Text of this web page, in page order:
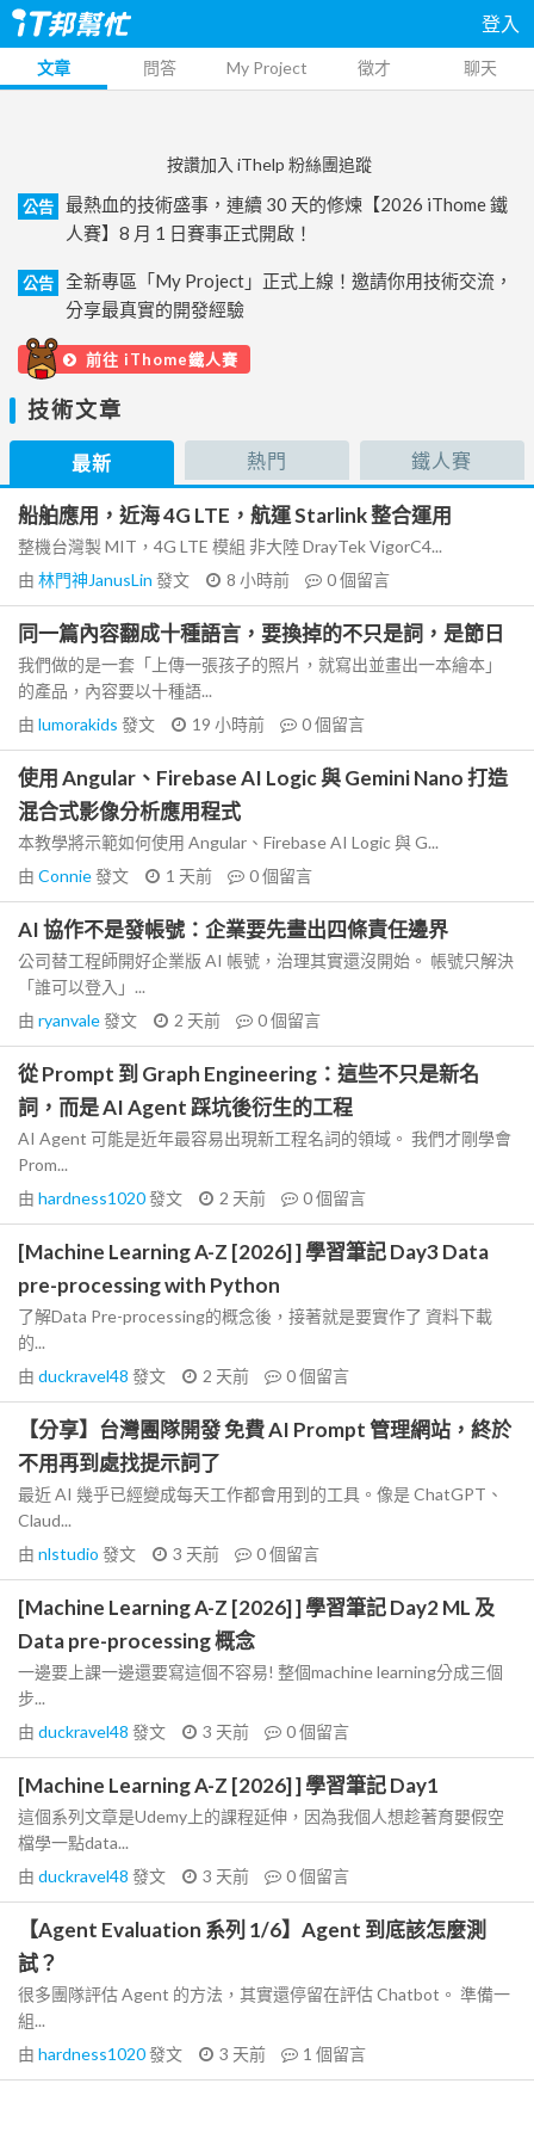
登入
文章 問答 My Project 徵才 聊天
按讚加入 iThelp 粉絲團追蹤
公告
最熱血的技術盛事，連續 30 天的修煉【2026 iThome 鐵
人賽】8 月 1 日賽事正式開啟！
公告
全新專區「My Project」正式上線！邀請你用技術交流，
分享最真實的開發經驗
前往 iThome鐵人賽
技術文章
最新 熱門 鐵人賽
船舶應用，近海 4G LTE，航運 Starlink 整合運用
整機台灣製 MIT，4G LTE 模組 非大陸 DrayTek VigorC4...
由 林門神JanusLin 發文 8 小時前 0個留言
同一篇內容翻成十種語言，要換掉的不只是詞，是節日
我們做的是一套「上傳一張孩子的照片，就寫出並畫出一本繪本」
的產品，內容要以十種語...
由 lumorakids 發文 19 小時前 0個留言
使用 Angular、Firebase AI Logic 與 Gemini Nano 打造
混合式影像分析應用程式
本教學將示範如何使用 Angular、Firebase AI Logic 與 G...
由 Connie發文 1 天前 0個留言
AI 協作不是發帳號：企業要先畫出四條責任邊界
公司替工程師開好企業版 AI 帳號，治理其實還沒開始。 帳號只解決
「誰可以登入」...
由 ryanvale發文 2 天前 0個留言
從 Prompt 到 Graph Engineering：這些不只是新名
詞，而是 AI Agent 踩坑後衍生的工程
AI Agent 可能是近年最容易出現新工程名詞的領域。 我們才剛學會
Prom...
由 hardness1020發文 2 天前 0個留言
[Machine Learning A-Z [2026] ] 學習筆記 Day3 Data
pre-processing with Python
了解Data Pre-processing的概念後，接著就是要實作了 資料下載
的...
由 duckravel48 發文 2 天前 0個留言
【分享】台灣團隊開發 免費 AI Prompt 管理網站，終於
不用再到處找提示詞了
最近 AI 幾乎已經變成每天工作都會用到的工具。像是 ChatGPT、
Claud...
由 nlstudio 發文 3 天前 0個留言
[Machine Learning A-Z [2026] ] 學習筆記 Day2 ML 及
Data pre-processing 概念
一邊要上課一邊還要寫這個不容易! 整個machine learning分成三個
步...
由 duckravel48 發文 3 天前 0個留言
[Machine Learning A-Z [2026] ] 學習筆記 Day1
這個系列文章是Udemy上的課程延伸，因為我個人想趁著育嬰假空
檔學一點data...
由 duckravel48 發文 3 天前 0個留言
【Agent Evaluation 系列 1/6】Agent 到底該怎麼測
試？
很多團隊評估 Agent 的方法，其實還停留在評估 Chatbot。 準備一
組...
由 hardness1020發文 3 天前 1 個留言